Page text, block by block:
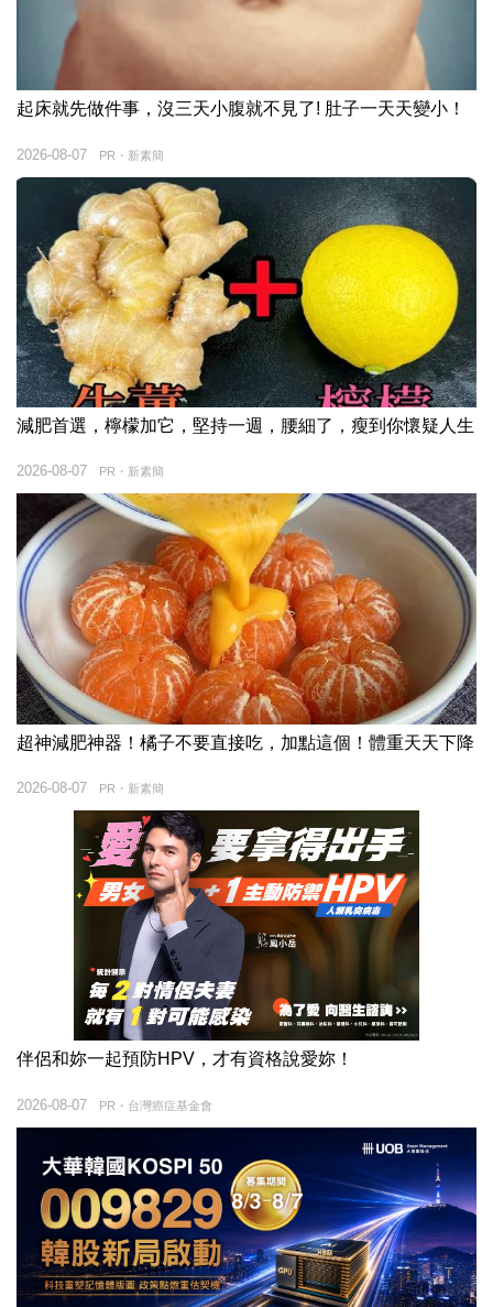
起床就先做件事，沒三天小腹就不見了! 肚子一天天變小！
PR・新素簡
2026-08-07
減肥首選，檸檬加它，堅持一週，腰細了，瘦到你懷疑人生
PR・新素簡
2026-08-07
超神減肥神器！橘子不要直接吃，加點這個！體重天天下降
PR・新素簡
2026-08-07
伴侶和妳一起預防HPV，才有資格說愛妳！
PR・台灣癌症基金會
2026-08-07